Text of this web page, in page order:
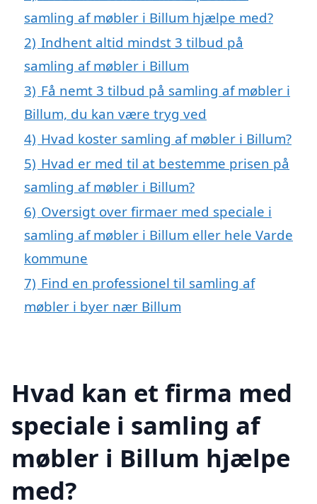
samling af møbler i Billum hjælpe med?
2) Indhent altid mindst 3 tilbud på
samling af møbler i Billum
3) Få nemt 3 tilbud på samling af møbler i
Billum, du kan være tryg ved
4) Hvad koster samling af møbler i Billum?
5) Hvad er med til at bestemme prisen på
samling af møbler i Billum?
6) Oversigt over firmaer med speciale i
samling af møbler i Billum eller hele Varde
kommune
7) Find en professionel til samling af
møbler i byer nær Billum
Hvad kan et firma med
speciale i samling af
møbler i Billum hjælpe
med?